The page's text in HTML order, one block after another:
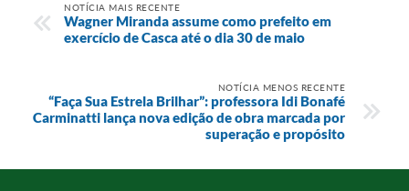
NOTÍCIA MAIS RECENTE
Wagner Miranda assume como prefeito em
exercício de Casca até o dia 30 de maio
NOTÍCIA MENOS RECENTE
“Faça Sua Estrela Brilhar”: professora Idi Bonafé
Carminatti lança nova edição de obra marcada por
superação e propósito